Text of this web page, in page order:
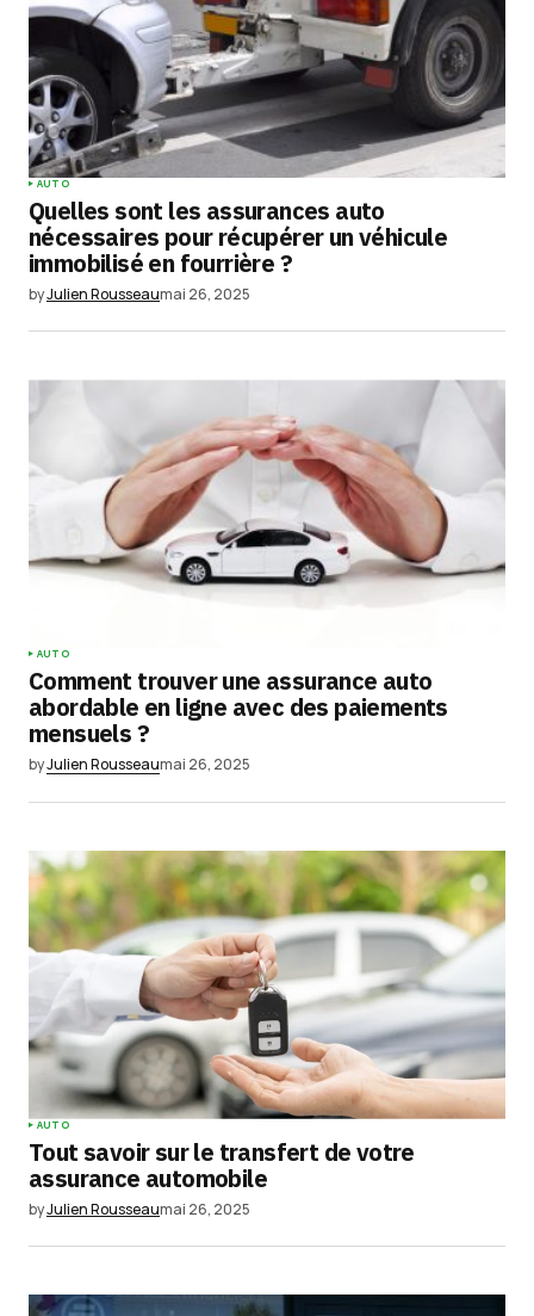
AUTO
Quelles sont les assurances auto
nécessaires pour récupérer un véhicule
immobilisé en fourrière ?
byJulien Rousseaumai 26, 2025
AUTO
Comment trouver une assurance auto
abordable en ligne avec des paiements
mensuels ?
byJulien Rousseaumai 26, 2025
AUTO
Tout savoir sur le transfert de votre
assurance automobile
byJulien Rousseaumai 26, 2025